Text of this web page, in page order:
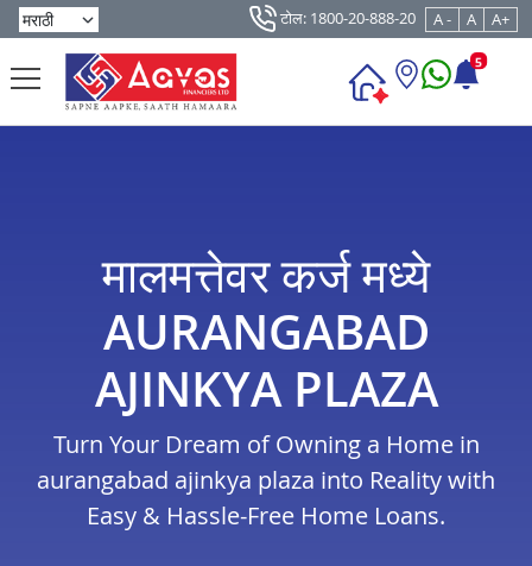
टोल: 1800-20-888-20 A - A A+
5
मालमत्तेवर कर्ज मध्ये
AURANGABAD
AJINKYA PLAZA
Turn Your Dream of Owning a Home in
aurangabad ajinkya plaza into Reality with
Easy & Hassle-Free Home Loans.